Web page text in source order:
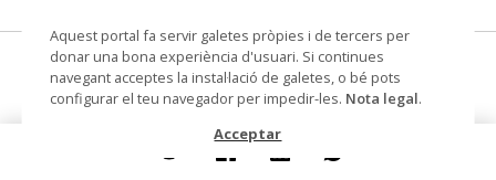
gibrell
Datació Segle XVIII
Aquest portal fa servir galetes pròpies i de tercers per
donar una bona experiència d'usuari. Si continues
navegant acceptes la instal·lació de galetes, o bé pots
configurar el teu navegador per impedir-les. Nota legal.
Acceptar